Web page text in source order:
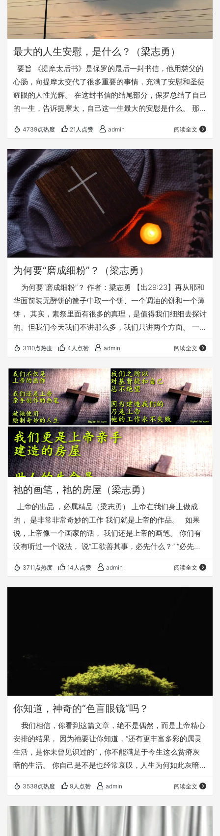
最大的人生安慰，是什么？（梁志勇）
要旨 《提摩太后书》是保罗的最后一封书信，他用慈父的
心肠，向提摩太交代了很多重要的事情，充满了安慰和圣徒
耀眼的人性光辉。 在这封书信的结尾部分，保罗总结了自己
的一生，告诉提摩太，自己这一生最大的安慰是什么。 那就
经跑尽了，所信的道我已经守住了。” 在这里，保罗告诉提
摩太，我一生的最重要身份，就是“福音的战士”。 我为福音
打了“美好的仗” 我为福音，“跑尽了”当跑的路 我为福音真
道，坚守到底，直到离世归主的日子。 每当我想到这些，我
的心充满了安慰…
4739点热度 21人点赞 admin 阅读全文
为何要“磨成细粉”？（梁志勇）
为何要“磨成细粉”？ 作者：梁志勇 【出29:23】再从耶和
华面前装无酵饼的筐子中取一个饼、一个调油的饼和一个薄
饼， 其实，素祭里面有很多的真理，是值得我们细细去探讨
的。但我们今天我们不讲那么多，我们只讲两个方面。 一个
就要献面饼，对吧。 那个饼是什么东西做的？ 面粉， 面粉
原来是什么？ 麦子， 麦子能不能直接拿来做饼 不能。 那
麦子要做饼，要怎么办呢？ 先要把它那个壳脱了，还要把它
磨成细粉，磨成细粉以后…
3110点热度 4人点赞 admin 阅读全文
祂的画笔，祂的房屋（梁志勇）
上帝的出品 ，必属精品（梁志勇） 上帝在我们身上做成
的， 是非常非常奇妙的工作 我们就是上帝的作品。 如果
说，上帝像一个画家的话， 我们还是上帝的画笔。 你们有
没有听过一个说法， 说“工欲善其事，必先什么？” “必先利
人画不出来的东西 但是他要做杰作的时候 他还是要用那个
笔越好 他画出来效果越好，同意吧。 所以有些画家连削铅
3711点热度 14人点赞 admin 阅读全文
你知道，神奇的“色盲眼镜“吗？
我们相信，你看到这篇文章，绝不是偶然，而是上帝精心
安排的结果， 因为祂要让你知道，“还有更丰富多彩的属灵
生活，是你未曾见识过的”，你不能满足于今生这么贫瘠灰
暗的生活。 你自己是不是也经常哀叹，人生为何如此灰暗，
惨，就心里哀叹？ 现在，上帝要引导你，让你看到——当你
跟至高的上帝建立关系，接收了基督的福音；这福音的真
理，会让你看到全新的世界。 所以，祂用这篇讲道剪辑，引
领你来向祂祷告，做出一个对你一生最重要的事情——向祂
3538点热度 9人点赞 admin 阅读全文